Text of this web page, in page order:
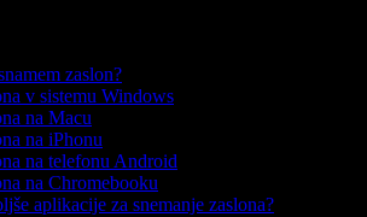
zaslon?
v sistemu Windows
na Macu
na iPhonu
na telefonu Android
na Chromebooku
aplikacije za snemanje zaslona?